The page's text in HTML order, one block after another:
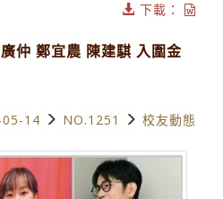
下載：
仲 鄭宜農 陳建騏 入圍金
14 NO.1251 校友動態